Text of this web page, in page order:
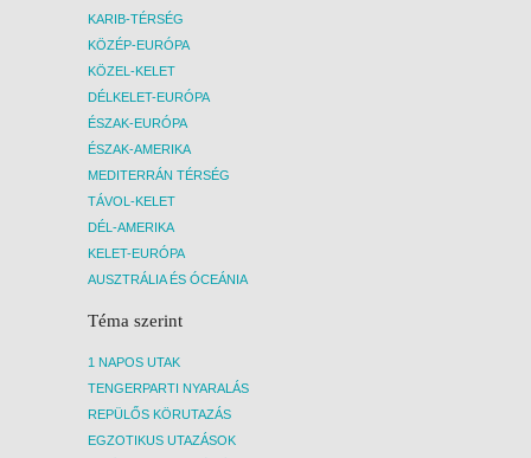
KARIB-TÉRSÉG
KÖZÉP-EURÓPA
KÖZEL-KELET
DÉLKELET-EURÓPA
ÉSZAK-EURÓPA
ÉSZAK-AMERIKA
MEDITERRÁN TÉRSÉG
TÁVOL-KELET
DÉL-AMERIKA
KELET-EURÓPA
AUSZTRÁLIA ÉS ÓCEÁNIA
Téma szerint
1 NAPOS UTAK
TENGERPARTI NYARALÁS
REPÜLŐS KÖRUTAZÁS
EGZOTIKUS UTAZÁSOK